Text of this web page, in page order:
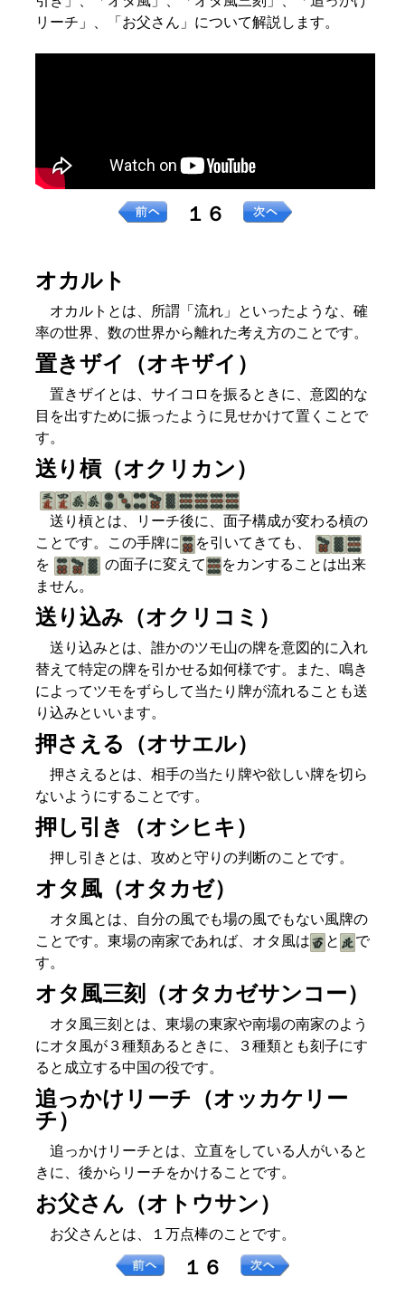
リーチ」、「お父さん」について解説します。
１６
オカルト
オカルトとは、所謂「流れ」といったような、確
率の世界、数の世界から離れた考え方のことです。
置きザイ（オキザイ）
置きザイとは、サイコロを振るときに、意図的な
目を出すために振ったように見せかけて置くことで
す。
送り槓（オクリカン）
送り槓とは、リーチ後に、面子構成が変わる槓の
ことです。この手牌に
を引いてきても、
を
の面子に変えて
をカンすることは出来
ません。
送り込み（オクリコミ）
送り込みとは、誰かのツモ山の牌を意図的に入れ
替えて特定の牌を引かせる如何様です。また、鳴き
によってツモをずらして当たり牌が流れることも送
り込みといいます。
押さえる（オサエル）
押さえるとは、相手の当たり牌や欲しい牌を切ら
ないようにすることです。
押し引き（オシヒキ）
押し引きとは、攻めと守りの判断のことです。
オタ風（オタカゼ）
オタ風とは、自分の風でも場の風でもない風牌の
ことです。東場の南家であれば、オタ風は
と
で
す。
オタ風三刻（オタカゼサンコー）
オタ風三刻とは、東場の東家や南場の南家のよう
にオタ風が３種類あるときに、３種類とも刻子にす
ると成立する中国の役です。
追っかけリーチ（オッカケリー
チ）
追っかけリーチとは、立直をしている人がいると
きに、後からリーチをかけることです。
お父さん（オトウサン）
お父さんとは、１万点棒のことです。
１６